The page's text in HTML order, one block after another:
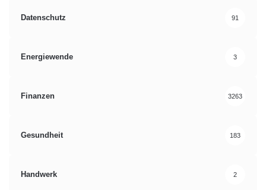
Datenschutz 91
Energiewende 3
Finanzen 3263
Gesundheit 183
Handwerk 2